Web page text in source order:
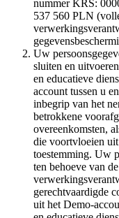
nummer KRS:
537 560 PLN
Uw
sluiten en
en educatieve
account tussen u
inbegrip van het
betrokkene
overeenkomsten,
die voortvloeien
toestemming. Uw
ten behoeve van
gerechtvaardigde
uit het Demo-